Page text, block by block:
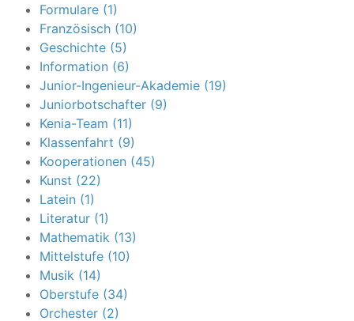
Formulare (1)
Französisch (10)
Geschichte (5)
Information (6)
Junior-Ingenieur-Akademie (19)
Juniorbotschafter (9)
Kenia-Team (11)
Klassenfahrt (9)
Kooperationen (45)
Kunst (22)
Latein (1)
Literatur (1)
Mathematik (13)
Mittelstufe (10)
Musik (14)
Oberstufe (34)
Orchester (2)